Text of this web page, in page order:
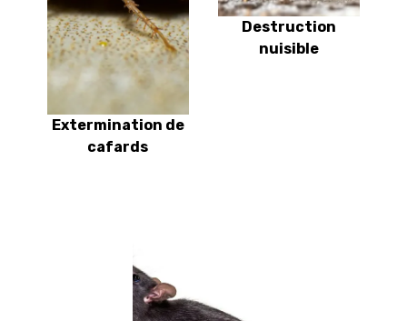
Extermination de
cafards
Destruction
nuisible